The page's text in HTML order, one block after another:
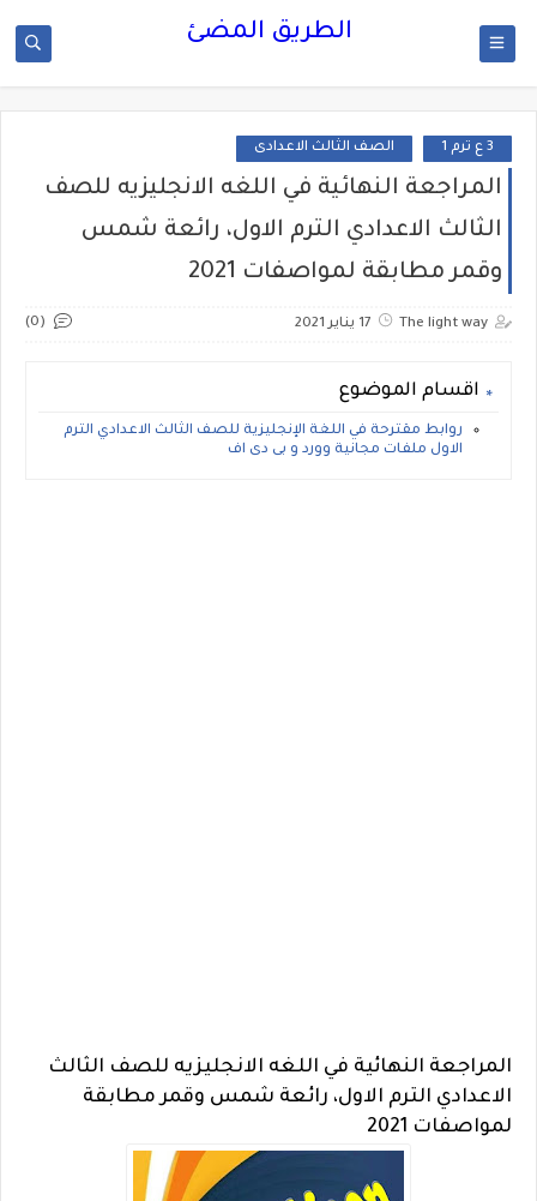
الطريق المضئ
3 ع ترم 1 الصف الثالث الاعدادى
المراجعة النهائية في اللغه الانجليزيه للصف
الثالث الاعدادي الترم الاول، رائعة شمس
وقمر مطابقة لمواصفات 2021
The light way 17 يناير 2021 (0)
اقسام الموضوع
روابط مقترحة في اللغة الإنجليزية للصف الثالث الاعدادي الترم
الاول ملفات مجانية وورد و بى دى اف
المراجعة النهائية في اللغه الانجليزيه للصف الثالث
الاعدادي الترم الاول، رائعة شمس وقمر مطابقة
لمواصفات 2021